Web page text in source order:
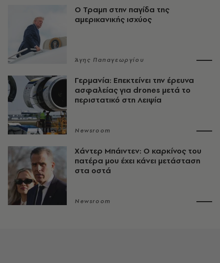
Ο Τραμπ στην παγίδα της
αμερικανικής ισχύος
Άγης Παπαγεωργίου
Γερμανία: Επεκτείνει την έρευνα
ασφαλείας για drones μετά το
περιστατικό στη Λειψία
Newsroom
Χάντερ Μπάιντεν: Ο καρκίνος του
πατέρα μου έχει κάνει μετάσταση
στα οστά
Newsroom